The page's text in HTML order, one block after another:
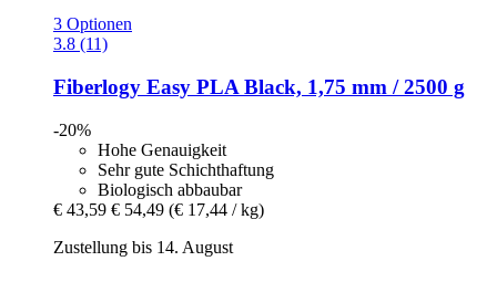
3 Optionen
3.8 (11)
Fiberlogy Easy PLA Black, 1,75 mm / 2500 g
-20%
Hohe Genauigkeit
Sehr gute Schichthaftung
Biologisch abbaubar
€ 43,59 € 54,49 (€ 17,44 / kg)
Zustellung bis 14. August